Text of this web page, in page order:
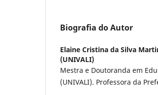
Biografia do Autor
Elaine Cristina da Silva
(UNIVALI)
Mestra e Doutoranda em
(UNIVALI). Professora da